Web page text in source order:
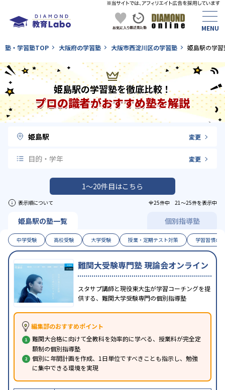
塾・学習塾TOP 大阪府の学習塾 大阪市西淀川区の学習塾 姫島駅の学習
姫島駅の学習塾を徹底比較！
プロの識者がおすすめ塾を解説
姫島駅 変更
目的・学年 変更
1〜20件目はこちら
表示順について 全25件中 21〜25件を表示中
姫島駅の塾一覧 個別指導塾
中学受験 高校受験 大学受験 授業・定期テスト対策 学習習慣の
難関大受験専門塾 現論会オンライン
スタサプ講師と現役東大生が学習コーチングを提
供する、難関大学受験専門の個別指導塾
編集部のおすすめポイント
難関大合格に向けて全教科を効率的に学べる、授業料が完全定
額制の個別指導塾
個別に年間計画を作成、1日単位ですべきことも指示し、勉強
に集中できる環境を実現